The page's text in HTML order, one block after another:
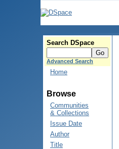
Search DSpace
Advanced Search
Home
Browse
Communities
& Collections
Issue Date
Author
Title